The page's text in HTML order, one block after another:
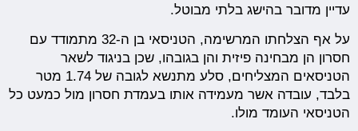
עדיין מדובר בהישג בלתי מבוטל.
על אף הצלחתו המרשימה, הטניסאי בן ה-32 מתמודד עם
חסרון הן מבחינה פיזית והן בגובהו, שכן בניגוד לשאר
הטניסאים המצליחים, סלע מתנשא לגובה של 1.74 מטר
בלבד, עובדה אשר מעמידה אותו בעמדת חסרון מול כמעט כל
הטניסאי העומד מולו.